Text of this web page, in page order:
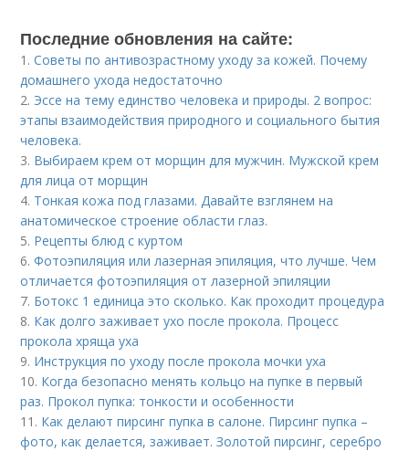
Последние обновления на сайте:
1.Советы по антивозрастному уходу за кожей. Почему
домашнего ухода недостаточно
2. Эссе на тему единство человека и природы. 2 вопрос:
этапы взаимодействия природного и социального бытия
человека.
3. Выбираем крем от морщин для мужчин. Мужской крем
для лица от морщин
4. Тонкая кожа под глазами. Давайте взглянем на
анатомическое строение области глаз.
5. Рецепты блюд с куртом
6.Фотоэпиляция или лазерная эпиляция, что лучше. Чем
отличается фотоэпиляция от лазерной эпиляции
7. Ботокс 1 единица это сколько. Как проходит процедура
8. Как долго заживает ухо после прокола. Процесс
прокола хряща уха
9. Инструкция по уходу после прокола мочки уха
10. Когда безопасно менять кольцо на пупке в первый
раз. Прокол пупка: тонкости и особенности
11. Как делают пирсинг пупка в салоне. Пирсинг пупка –
фото, как делается, заживает. Золотой пирсинг, серебро